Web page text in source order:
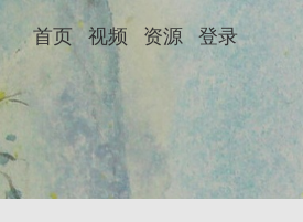
首页 视频 资源 登录